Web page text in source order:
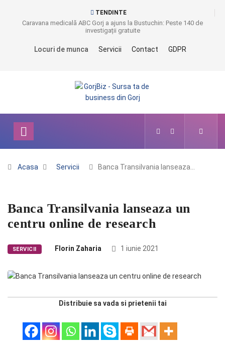
TENDINTE
Caravana medicală ABC Gorj a ajuns la Bustuchin: Peste 140 de
investigații gratuite
Locuri de munca Servicii Contact GDPR
Acasa Servicii Banca Transilvania lanseaza…
Banca Transilvania lanseaza un
centru online de research
SERVICII Florin Zaharia 1 iunie 2021
Distribuie sa vada si prietenii tai